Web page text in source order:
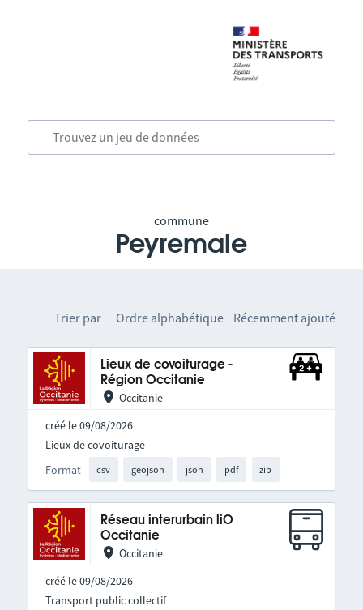
commune
Peyremale
Trier par Ordre alphabétique Récemment ajouté
Lieux de covoiturage -
Région Occitanie
Occitanie
créé le 09/08/2026
Format csv geojson json pdf zip
Lieux de covoiturage
Réseau interurbain liO
Occitanie
Occitanie
créé le 09/08/2026
Transport public collectif